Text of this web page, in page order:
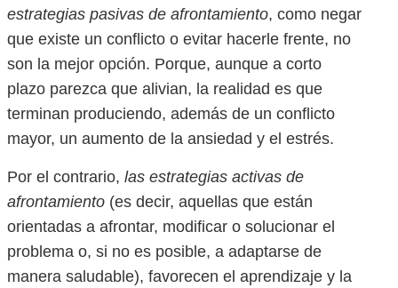
estrategias pasivas de afrontamiento, como negar
que existe un conflicto o evitar hacerle frente, no
son la mejor opción. Porque, aunque a corto
plazo parezca que alivian, la realidad es que
terminan produciendo, además de un conflicto
mayor, un aumento de la ansiedad y el estrés.
Por el contrario, las estrategias activas de
afrontamiento (es decir, aquellas que están
orientadas a afrontar, modificar o solucionar el
problema o, si no es posible, a adaptarse de
manera saludable), favorecen el aprendizaje y la